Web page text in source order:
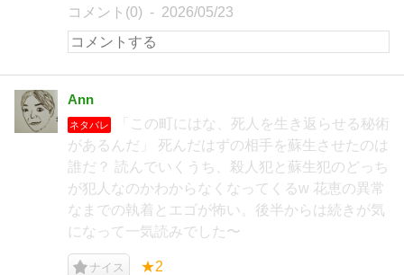
コメント(0) 2026/05/23
Ann
ネタバレ
「この町にはな、死人を生き返らせる秘術
があるんだ」 死んだはずの相手を蘇生させたのは
誰だ？ 読んでいくうち、殺人犯と蘇生犯のどっち
が犯人なのかわからなくなってくるw 花恵の異常
なまでの執着とエゴが怖い。後半からは続きが気
になって一気読みでした〜
ナイス ★2